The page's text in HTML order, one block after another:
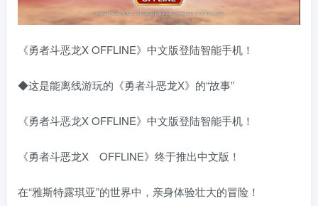
《勇者斗恶龙X OFFLINE》中文版登陆智能手机！
◆这是能离线游玩的《勇者斗恶龙X》的“故事”
《勇者斗恶龙X OFFLINE》中文版登陆智能手机！
《勇者斗恶龙X OFFLINE》终于推出中文版！
在“雅斯特露琪亚”的世界中，亲身体验壮大的冒险！